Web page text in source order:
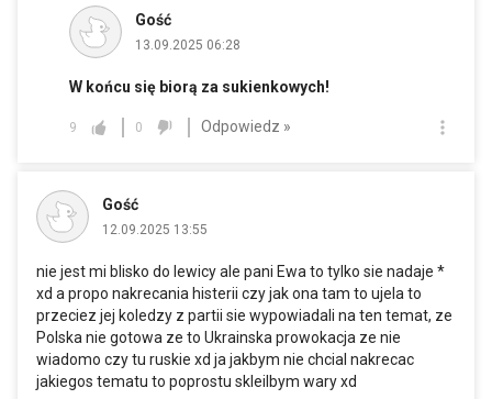
Gość
13.09.2025 06:28
W końcu się biorą za sukienkowych!
9 0 Odpowiedz »
Gość
12.09.2025 13:55
nie jest mi blisko do lewicy ale pani Ewa to tylko sie nadaje *
xd a propo nakrecania histerii czy jak ona tam to ujela to
przeciez jej koledzy z partii sie wypowiadali na ten temat, ze
Polska nie gotowa ze to Ukrainska prowokacja ze nie
wiadomo czy tu ruskie xd ja jakbym nie chcial nakrecac
jakiegos tematu to poprostu skleilbym wary xd